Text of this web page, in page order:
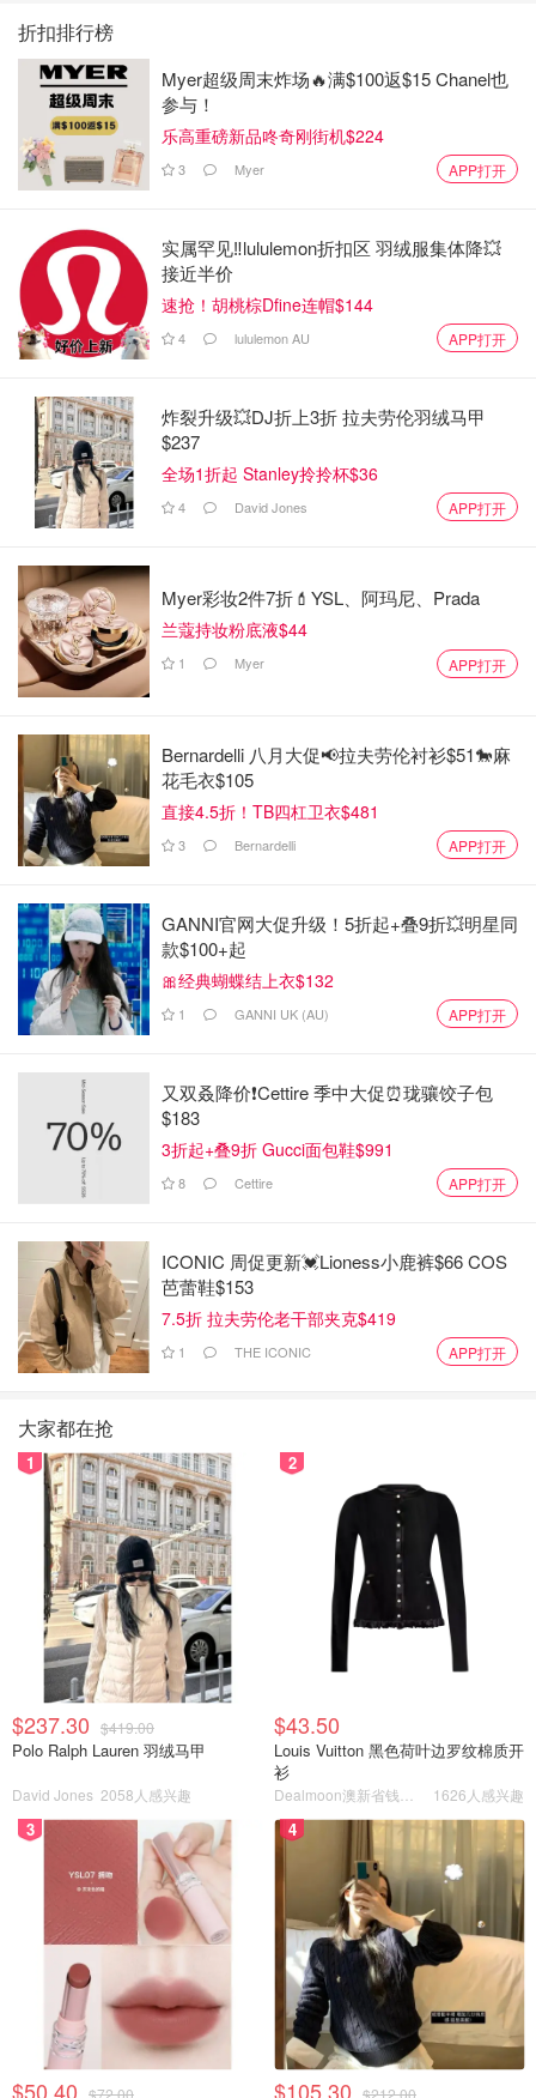
折扣排行榜
Myer超级周末炸场🔥满$100返$15 Chanel也
参与！
乐高重磅新品咚奇刚街机$224
3 Myer APP打开
实属罕见‼️lululemon折扣区 羽绒服集体降💥
接近半价
速抢！胡桃棕Dfine连帽$144
4 lululemon AU APP打开
炸裂升级💥DJ折上3折 拉夫劳伦羽绒马甲
$237
全场1折起 Stanley拎拎杯$36
4 David Jones APP打开
Myer彩妆2件7折💄YSL、阿玛尼、Prada
兰蔻持妆粉底液$44
1 Myer APP打开
Bernardelli 八月大促📢拉夫劳伦衬衫$51🐎麻
花毛衣$105
直接4.5折！TB四杠卫衣$481
3 Bernardelli APP打开
GANNI官网大促升级！5折起+叠9折💥明星同
款$100+起
🎀经典蝴蝶结上衣$132
1 GANNI UK (AU) APP打开
又双叒降价❗️Cettire 季中大促⏰珑骧饺子包
$183
3折起+叠9折 Gucci面包鞋$991
8 Cettire APP打开
ICONIC 周促更新💓Lioness小鹿裤$66 COS
芭蕾鞋$153
7.5折 拉夫劳伦老干部夹克$419
1 THE ICONIC APP打开
大家都在抢
1
$237.30 $419.00
Polo Ralph Lauren 羽绒马甲
David Jones 2058人感兴趣
2
$43.50
Louis Vuitton 黑色荷叶边罗纹棉质开
衫
1626人感兴趣
3
$50.40 $72.00
4
$105.30 $212.00